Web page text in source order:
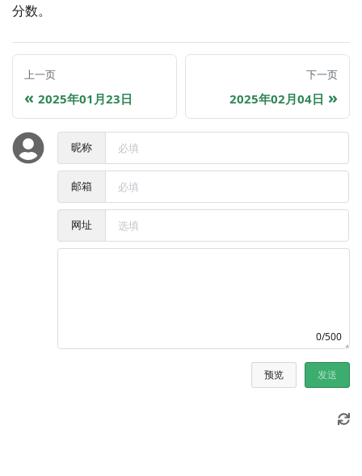
分数。
上一页
2025年01月23日
下一页
2025年02月04日
昵称
邮箱
网址
0/500
预览 发送